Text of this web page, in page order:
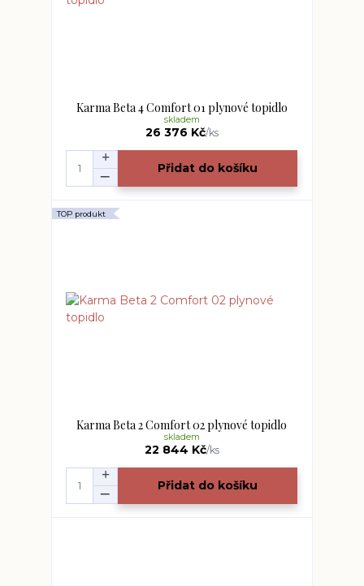
Karma Beta 4 Comfort 01 plynové topidlo
26 376 Kč/ks
skladem
Přidat do košíku
TOP produkt
Karma Beta 2 Comfort 02 plynové topidlo
22 844 Kč/ks
skladem
Přidat do košíku